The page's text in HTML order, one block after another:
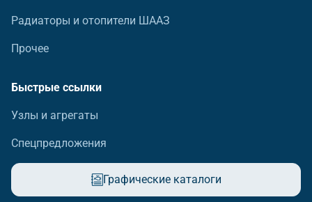
Радиаторы и отопители ШААЗ
Прочее
Быстрые ссылки
Узлы и агрегаты
Спецпредложения
Графические каталоги